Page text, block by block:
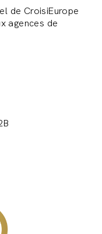
de CroisiEurope
agences de